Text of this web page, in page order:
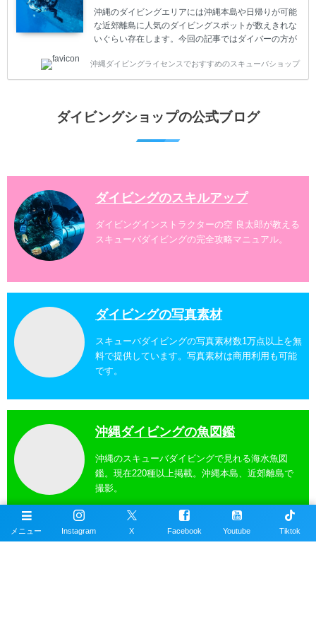
危険な思いをしてしまうかもしれません。 今回は現地
ダイビング...
沖縄のダイビングエリアには沖縄本島や日帰りが可能
な近郊離島に人気のダイビングスポットが数えきれな
いぐらい存在します。今回の記事ではダイバーの方が
グスポットを紹介します。 当スクールは、沖縄本島で
は北谷町、嘉手納町、読谷村、恩納村、名護市、本部
案内しております。 ダイビングライセンスをお持ちの
沖縄ダイビングライセンスでおすすめのスキューバショップ
ダイビングショップの公式ブログ
ダイビングのスキルアップ
ダイビングインストラクターの空 良太郎が教える
スキューバダイビングの完全攻略マニュアル。
ダイビングの写真素材
スキューバダイビングの写真素材数1万点以上を無
料で提供しています。写真素材は商用利用も可能
です。
沖縄ダイビングの魚図鑑
沖縄のスキューバダイビングで見れる海水魚図
鑑。現在220種以上掲載。沖縄本島、近郊離島で
撮影。
メニュー Instagram X Facebook Youtube Tiktok